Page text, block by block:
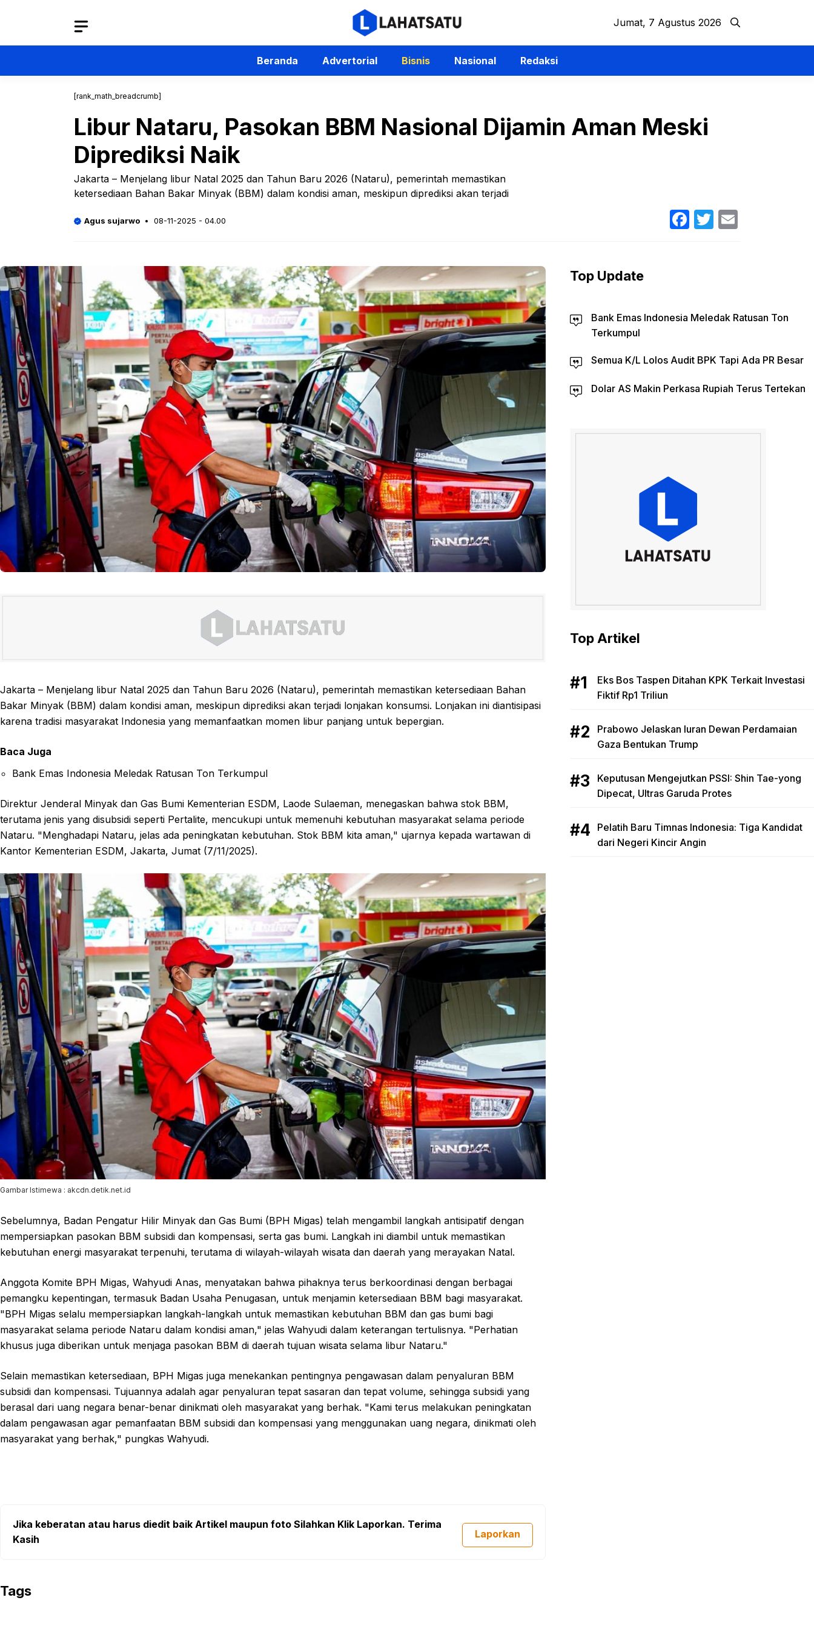
Jumat, 7 Agustus 2026
Beranda Advertorial Bisnis Nasional Redaksi
[rank_math_breadcrumb]
Libur Nataru, Pasokan BBM Nasional Dijamin Aman Meski
Diprediksi Naik
Jakarta – Menjelang libur Natal 2025 dan Tahun Baru 2026 (Nataru), pemerintah memastikan
ketersediaan Bahan Bakar Minyak (BBM) dalam kondisi aman, meskipun diprediksi akan terjadi
Agus sujarwo 08-11-2025 - 04.00 Facebook
Twitter
Jakarta – Menjelang libur Natal 2025 dan Tahun Baru 2026 (Nataru), pemerintah memastikan ketersediaan Bahan
Bakar Minyak (BBM) dalam kondisi aman, meskipun diprediksi akan terjadi lonjakan konsumsi. Lonjakan ini diantisipasi
karena tradisi masyarakat Indonesia yang memanfaatkan momen libur panjang untuk bepergian.
Baca Juga
Bank Emas Indonesia Meledak Ratusan Ton Terkumpul
Direktur Jenderal Minyak dan Gas Bumi Kementerian ESDM, Laode Sulaeman, menegaskan bahwa stok BBM,
terutama jenis yang disubsidi seperti Pertalite, mencukupi untuk memenuhi kebutuhan masyarakat selama periode
Nataru. "Menghadapi Nataru, jelas ada peningkatan kebutuhan. Stok BBM kita aman," ujarnya kepada wartawan di
Kantor Kementerian ESDM, Jakarta, Jumat (7/11/2025).
Gambar Istimewa : akcdn.detik.net.id
Sebelumnya, Badan Pengatur Hilir Minyak dan Gas Bumi (BPH Migas) telah mengambil langkah antisipatif dengan
mempersiapkan pasokan BBM subsidi dan kompensasi, serta gas bumi. Langkah ini diambil untuk memastikan
kebutuhan energi masyarakat terpenuhi, terutama di wilayah-wilayah wisata dan daerah yang merayakan Natal.
Anggota Komite BPH Migas, Wahyudi Anas, menyatakan bahwa pihaknya terus berkoordinasi dengan berbagai
pemangku kepentingan, termasuk Badan Usaha Penugasan, untuk menjamin ketersediaan BBM bagi masyarakat.
"BPH Migas selalu mempersiapkan langkah-langkah untuk memastikan kebutuhan BBM dan gas bumi bagi
masyarakat selama periode Nataru dalam kondisi aman," jelas Wahyudi dalam keterangan tertulisnya. "Perhatian
khusus juga diberikan untuk menjaga pasokan BBM di daerah tujuan wisata selama libur Nataru."
Selain memastikan ketersediaan, BPH Migas juga menekankan pentingnya pengawasan dalam penyaluran BBM
subsidi dan kompensasi. Tujuannya adalah agar penyaluran tepat sasaran dan tepat volume, sehingga subsidi yang
berasal dari uang negara benar-benar dinikmati oleh masyarakat yang berhak. "Kami terus melakukan peningkatan
dalam pengawasan agar pemanfaatan BBM subsidi dan kompensasi yang menggunakan uang negara, dinikmati oleh
masyarakat yang berhak," pungkas Wahyudi.
Jika keberatan atau harus diedit baik Artikel maupun foto Silahkan Klik Laporkan. Terima
Kasih
Laporkan
Tags
Top Update
Bank Emas Indonesia Meledak Ratusan Ton
Terkumpul
Semua K/L Lolos Audit BPK Tapi Ada PR Besar
Dolar AS Makin Perkasa Rupiah Terus Tertekan
Top Artikel
Eks Bos Taspen Ditahan KPK Terkait Investasi
Fiktif Rp1 Triliun
Prabowo Jelaskan Iuran Dewan Perdamaian
Gaza Bentukan Trump
Keputusan Mengejutkan PSSI: Shin Tae-yong
Dipecat, Ultras Garuda Protes
Pelatih Baru Timnas Indonesia: Tiga Kandidat
dari Negeri Kincir Angin